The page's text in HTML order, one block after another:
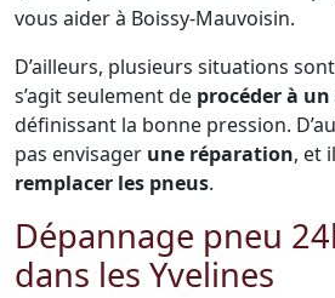
vous aider à Boissy-Mauvoisin.
D’ailleurs, plusieurs situations
s’agit seulement de procéder à
définissant la bonne pression.
pas envisager une réparation, et
remplacer les pneus.
Dépannage pneu
dans les Yvelines